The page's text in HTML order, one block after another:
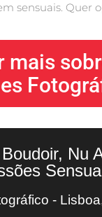
sensuais. Quer
mais
Nu
-